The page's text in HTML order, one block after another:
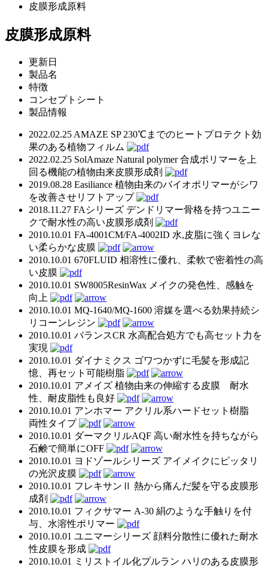
皮膜形成原料
皮膜形成原料
更新日
製品名
特徴
コンセプトシート
製品情報
2022.02.25 AMAZE SP 230℃までのヒートプロテクト効
果のある植物フィルム
2022.02.25 SolAmaze Natural polymer 合成ポリマーを上
回る機能の植物由来皮膜形成剤
2019.08.28 Easiliance 植物由来のバイオポリマーがシワ
を改善させリフトアップ
2018.11.27 FAシリーズ デンドリマー骨格を持つユニー
クで耐水性の高い皮膜形成剤
2010.10.01 FA-4001CM/FA-4002ID 水,皮脂に強くヨレな
い柔らかな皮膜
2010.10.01 670FLUID 相溶性に優れ、柔軟で密着性の高
い皮膜
2010.10.01 SW8005ResinWax メイクの発色性、感触を
向上
2010.10.01 MQ-1640/MQ-1600 溶媒を選べる効果持続シ
リコーンレジン
2010.10.01 バランスCR 水高配合処方でも高セット力を
実現
2010.10.01 ダイナミクス ゴワつかずに毛髪を形成記
憶、再セット可能樹脂
2010.10.01 アメイズ 植物由来の伸縮する皮膜 耐水
性、耐皮脂性も良好
2010.10.01 アンホマー アクリル系ハードセット樹脂
両性タイプ
2010.10.01 ダーマクリルAQF 高い耐水性を持ちながら
石鹸で簡単にOFF
2010.10.01 ヨドゾールシリーズ アイメイクにピッタリ
の光沢皮膜
2010.10.01 フレキサンⅡ 熱から痛んだ髪を守る皮膜形
成剤
2010.10.01 フィクサマー A-30 絹のような手触りを付
与、水溶性ポリマー
2010.10.01 ユニマーシリーズ 顔料分散性に優れた耐水
性皮膜を形成
2010.10.01
ミリストイル化プルラン ハリのある皮膜形